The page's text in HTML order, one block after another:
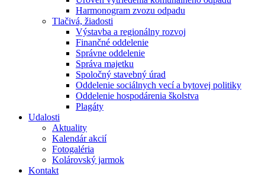
Harmonogram zvozu odpadu
Tlačivá, žiadosti
Výstavba a regionálny rozvoj
Finančné oddelenie
Správne oddelenie
Správa majetku
Spoločný stavebný úrad
Oddelenie sociálnych vecí a bytovej politiky
Oddelenie hospodárenia školstva
Plagáty
Udalosti
Aktuality
Kalendár akcií
Fotogaléria
Kolárovský jarmok
Kontakt